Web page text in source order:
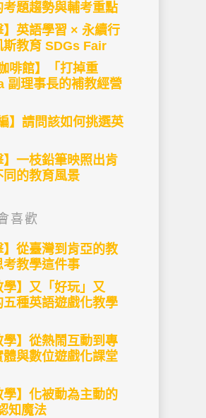
題趨勢與輔考重點
】英語學習 × 永續行
斯教育 SDGs Fair
啡館】「打掉重
副理事長的補教經營
】請問該如何挑選英
】一枝鉛筆映照出肯
同的教育風景
喜歡
】從臺灣到肯亞的教
考教學這件事
學】又「好玩」又
五種英語遊戲化教學
學】從熱鬧互動到專
與數位遊戲化課堂
學】化被動為主動的
知魔法